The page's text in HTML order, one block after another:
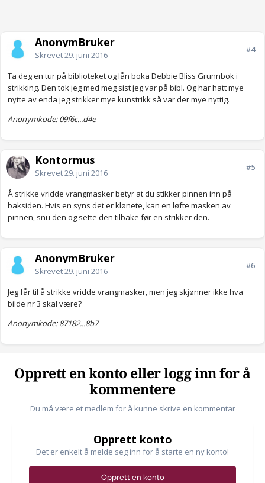
AnonymBruker
Skrevet29. juni 2016
#4
Ta deg en tur på biblioteket og lån boka Debbie Bliss Grunnbok i
strikking. Den tok jeg med meg sist jeg var på bibl. Og har hatt mye
nytte av enda jeg strikker mye kunstrikk så var der mye nyttig.
Anonymkode: 09f6c...d4e
Kontormus
Skrevet29. juni 2016
#5
Å strikke vridde vrangmasker betyr at du stikker pinnen inn på
baksiden. Hvis en syns det er klønete, kan en løfte masken av
pinnen, snu den og sette den tilbake før en strikker den.
AnonymBruker
Skrevet29. juni 2016
#6
Jeg får til å strikke vridde vrangmasker, men jeg skjønner ikke hva
bilde nr 3 skal være?
Anonymkode: 87182...8b7
Opprett en konto eller logg inn for å
kommentere
Du må være et medlem for å kunne skrive en kommentar
Opprett konto
Det er enkelt å melde seg inn for å starte en ny konto!
Opprett en konto